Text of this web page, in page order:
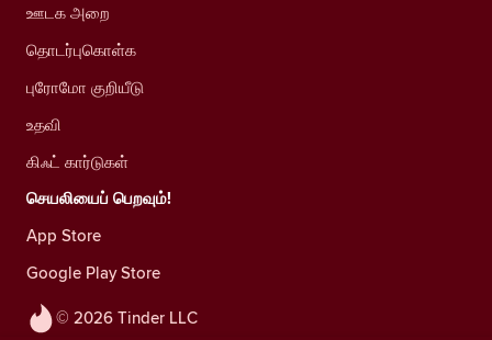
© 2026 Tinder LLC
ஊடக அறை
தொடர்புகொள்க
புரோமோ குறியீடு
உதவி
கிஃட் கார்டுகள்
செயலியைப் பெறவும்!
App Store
Google Play Store